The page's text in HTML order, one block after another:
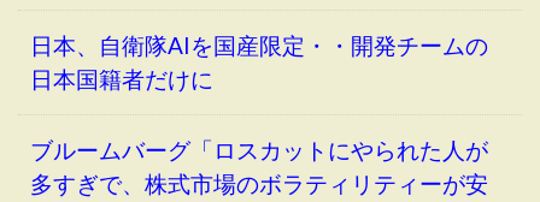
日本、自衛隊AIを国産限定・・開発チームの
日本国籍者だけに
ブルームバーグ「ロスカットにやられた人が
多すぎで、株式市場のボラティリティーが安